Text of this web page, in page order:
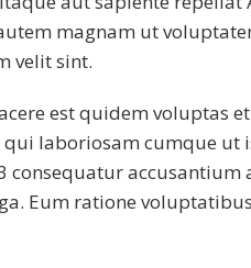
magnam ut
velit sint.
est quidem voluptas
laboriosam cumque ut
consequatur accusantium
Eum ratione